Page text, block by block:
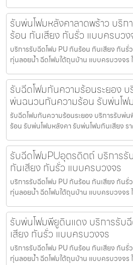
รับพ่นโฟมหลังคาลาดพร้าว บริก
ร้อน กันเสียง กันรั่ว แบบครบวง
บริการรับฉีดโฟม PU กันร้อน กันเสียง กันรั่
ทุ่นลอยน้ำ ฉีดโฟมใต้ถุนบ้าน แบบครบวงจร
รับฉีดโฟมกันความร้อนระยอง
พ่นฉนวนกันความร้อน รับพ่นโฟ
รับฉีดโฟมกันความร้อนระยอง บริการรับพ่
ร้อน รับพ่นโฟมหลังคา รับพ่นโฟมกันเสียง ร
รับฉีดโฟมPUอุตรดิตถ์ บริการ
กันเสียง กันรั่ว แบบครบวงจร
บริการรับฉีดโฟม PU กันร้อน กันเสียง กันรั่
ทุ่นลอยน้ำ ฉีดโฟมใต้ถุนบ้าน แบบครบวงจร
รับพ่นโฟมพียูดินแดง บริการรับ
เสียง กันรั่ว แบบครบวงจร
บริการรับฉีดโฟม PU กันร้อน กันเสียง กันรั่
ทุ่นลอยน้ำ ฉีดโฟมใต้ถุนบ้าน แบบครบวงจร